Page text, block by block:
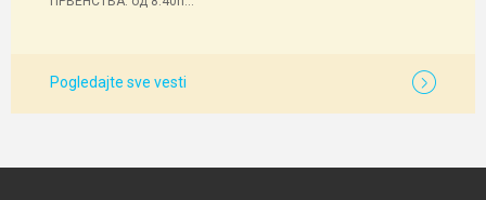
Pogledajte sve vesti